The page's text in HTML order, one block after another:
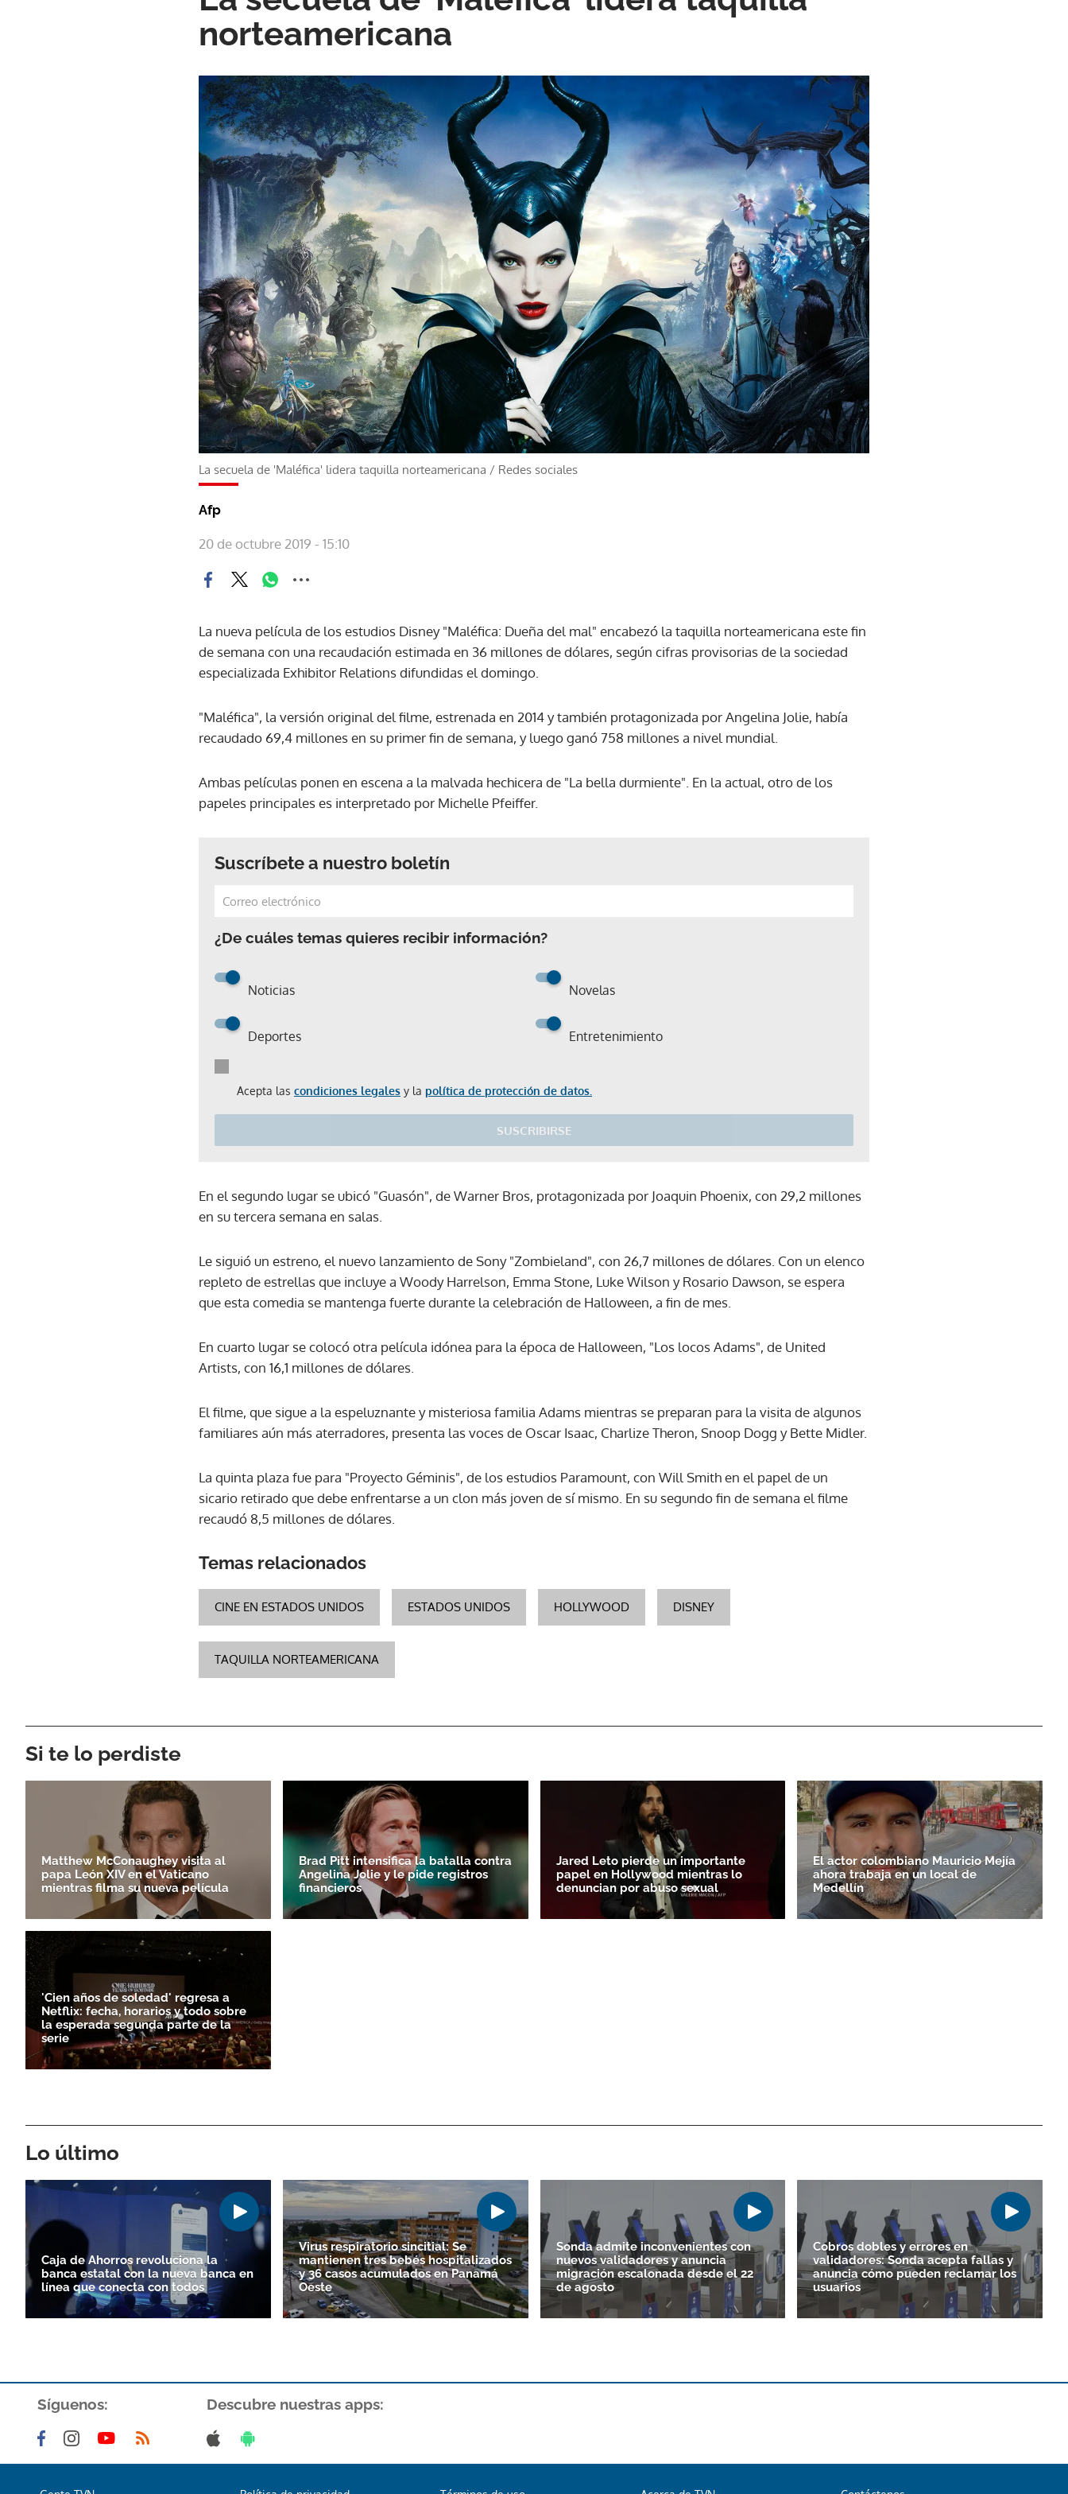
norteamericana
La secuela de 'Maléfica' lidera taquilla norteamericana / Redes sociales
Afp
20 de octubre 2019 - 15:10
La nueva película de los estudios Disney "Maléfica: Dueña del mal" encabezó la taquilla norteamericana este fin
de semana con una recaudación estimada en 36 millones de dólares, según cifras provisorias de la sociedad
especializada Exhibitor Relations difundidas el domingo.
"Maléfica", la versión original del filme, estrenada en 2014 y también protagonizada por Angelina Jolie, había
recaudado 69,4 millones en su primer fin de semana, y luego ganó 758 millones a nivel mundial.
Ambas películas ponen en escena a la malvada hechicera de "La bella durmiente". En la actual, otro de los
papeles principales es interpretado por Michelle Pfeiffer.
Suscríbete a nuestro boletín
¿De cuáles temas quieres recibir información?
Noticias Novelas
Deportes Entretenimiento
Acepta las condiciones legales y la política de protección de datos.
SUSCRIBIRSE
Gracias por suscribirte a nuestro boletín.
ACEPTAR
En el segundo lugar se ubicó "Guasón", de Warner Bros, protagonizada por Joaquin Phoenix, con 29,2 millones
en su tercera semana en salas.
Le siguió un estreno, el nuevo lanzamiento de Sony "Zombieland", con 26,7 millones de dólares. Con un elenco
repleto de estrellas que incluye a Woody Harrelson, Emma Stone, Luke Wilson y Rosario Dawson, se espera
que esta comedia se mantenga fuerte durante la celebración de Halloween, a fin de mes.
En cuarto lugar se colocó otra película idónea para la época de Halloween, "Los locos Adams", de United
Artists, con 16,1 millones de dólares.
El filme, que sigue a la espeluznante y misteriosa familia Adams mientras se preparan para la visita de algunos
familiares aún más aterradores, presenta las voces de Oscar Isaac, Charlize Theron, Snoop Dogg y Bette Midler.
La quinta plaza fue para "Proyecto Géminis", de los estudios Paramount, con Will Smith en el papel de un
sicario retirado que debe enfrentarse a un clon más joven de sí mismo. En su segundo fin de semana el filme
recaudó 8,5 millones de dólares.
Temas relacionados
CINE EN ESTADOS UNIDOS ESTADOS UNIDOS HOLLYWOOD DISNEY
TAQUILLA NORTEAMERICANA
Si te lo perdiste
Matthew McConaughey visita al
papa León XIV en el Vaticano
mientras filma su nueva película
Brad Pitt intensifica la batalla contra
Angelina Jolie y le pide registros
financieros
Jared Leto pierde un importante
papel en Hollywood mientras lo
denuncian por abuso sexual
El actor colombiano Mauricio Mejía
ahora trabaja en un local de
Medellín
'Cien años de soledad' regresa a
Netflix: fecha, horarios y todo sobre
la esperada segunda parte de la
serie
Lo último
Caja de Ahorros revoluciona la
banca estatal con la nueva banca en
línea que conecta con todos
Virus respiratorio sincitial: Se
mantienen tres bebés hospitalizados
y 36 casos acumulados en Panamá
Oeste
Sonda admite inconvenientes con
nuevos validadores y anuncia
migración escalonada desde el 22
de agosto
Cobros dobles y errores en
validadores: Sonda acepta fallas y
anuncia cómo pueden reclamar los
usuarios
Síguenos: Descubre nuestras apps: